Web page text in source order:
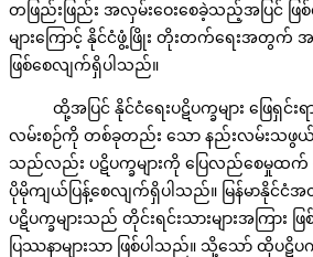
တဖြည်းဖြည်း အလှမ်းဝေးစေခဲ့သည့်အပြင် ဖ
များကြောင့် နိုင်ငံဖွံ့ဖြိုး တိုးတက်ရေးအတွက်
ဖြစ်စေလျက်ရှိပါသည်။
ထို့အပြင် နိုင်ငံရေးပဋိပက္ခများ ဖြေရှ
လမ်းစဉ်ကို တစ်ခုတည်း သော နည်းလမ်းသဖွယ်
သည်လည်း ပဋိပက္ခများကို ပြေလည်စေမှုထက် ရှိ
ပိုမိုကျယ်ပြန့်စေလျက်ရှိပါသည်။ မြန်မာနိုင်
ပဋိပက္ခများသည် တိုင်းရင်းသားများအကြား ဖ
ပြဿနာများသာ ဖြစ်ပါသည်။ သို့သော် ထိုပဋိ